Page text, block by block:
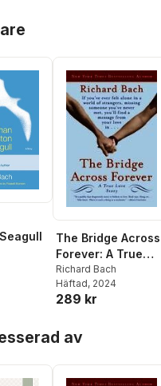
Totalt antal röster:
The Bridge Across
Forever: A True
Love Story
Richard Bach
Häftad, 2024
289 kr
av